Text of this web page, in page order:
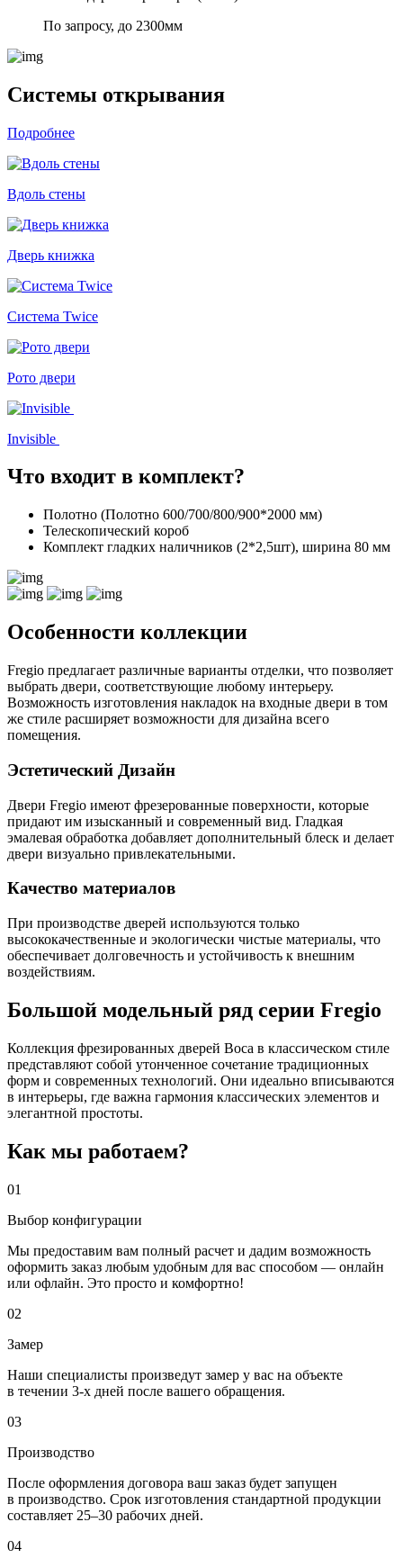
По запросу, до 2300мм
Системы открывания
Подробнее
Вдоль стены
Дверь книжка
Система Twice
Рото двери
Invisible
Что входит в комплект?
Полотно (Полотно 600/700/800/900*2000 мм)
Телескопический короб
Комплект гладких наличников (2*2,5шт), ширина 80 мм
Особенности коллекции
Fregio предлагает различные варианты отделки, что позволяет
выбрать двери, соответствующие любому интерьеру.
Возможность изготовления накладок на входные двери в том
же стиле расширяет возможности для дизайна всего
помещения.
Эстетический Дизайн
Двери Fregio имеют фрезерованные поверхности, которые
придают им изысканный и современный вид. Гладкая
эмалевая обработка добавляет дополнительный блеск и делает
двери визуально привлекательными.
Качество материалов
При производстве дверей используются только
высококачественные и экологически чистые материалы, что
обеспечивает долговечность и устойчивость к внешним
воздействиям.
Большой модельный ряд серии Fregio
Коллекция фрезированных дверей Boca в классическом стиле
представляют собой утонченное сочетание традиционных
форм и современных технологий. Они идеально вписываются
в интерьеры, где важна гармония классических элементов и
элегантной простоты.
Как мы работаем?
01
Выбор конфигурации
Мы предоставим вам полный расчет и дадим возможность
оформить заказ любым удобным для вас способом — онлайн
или офлайн. Это просто и комфортно!
02
Замер
Наши специалисты произведут замер у вас на объекте
в течении 3-х дней после вашего обращения.
03
Производство
После оформления договора ваш заказ будет запущен
в производство. Срок изготовления стандартной продукции
составляет 25–30 рабочих дней.
04